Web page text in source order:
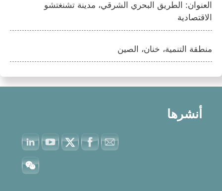
العنوان: الطريق البحري الشرقي، مدينة تشنغتشو
الاقتصادية
منطقة التنمية، خنان، الصين
أنشرها